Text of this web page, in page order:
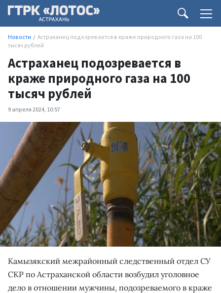
Новости
Астраханец подозревается в краже природного газа на 100
тысяч рублей
Астраханец подозревается в
краже природного газа на 100
тысяч рублей
9 апреля 2024, 10:57
Камызякский межрайонный следственный отдел СУ
СКР по Астраханской области возбудил уголовное
дело в отношении мужчины, подозреваемого в краже